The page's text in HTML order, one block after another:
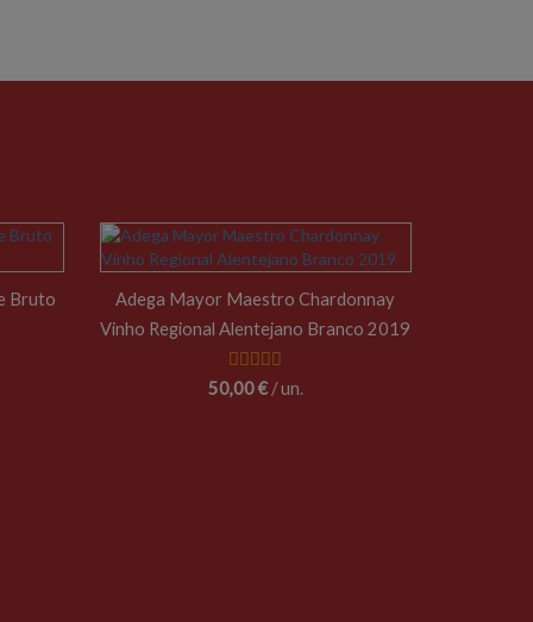
Bruto
Adega Mayor Maestro Chardonnay
Vinho Regional Alentejano Branco 2019
50,00 €/ un.